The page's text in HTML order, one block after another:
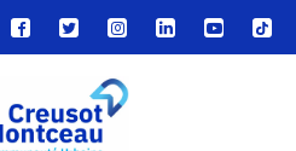
Lien
vers
compte
Facebook
Lien
vers
compte
Twitter
Lien
vers
le
compte
Lien
vers
Lien
vers
Lien
vers